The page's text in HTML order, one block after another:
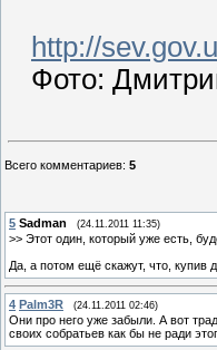
http://
Фото:
Всего комментариев: 5
5 Sadman (24.11.2011 11:35)
>> Этот один, который уже есть,
Да, а потом ещё скажут, что, купив
4 Palm3R (24.11.2011 02:46)
Они про него уже забыли. А вот
своих собратьев как бы не ради